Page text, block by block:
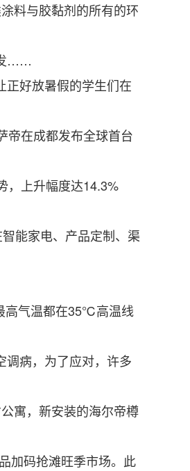
料与胶黏剂的所有的环
……
好放暑假的学生们在
在成都发布全球首台
，上升幅度达14.3%
能家电、产品定制、渠
高气温都在35℃高温线
病，为了应对，许多
寓，新安装的海尔帝樽
加码抢滩旺季市场。此